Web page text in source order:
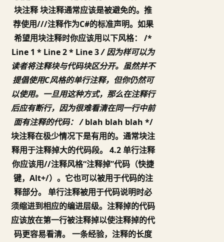
块注释 块注释通常应该是被避免的。推
荐使用///注释作为C#的标准声明。如果
希望用块注释时你应该用以下风格： /*
Line 1 * Line 2 * Line 3/ 因为样可以为
读者将注释块与代码块区分开。虽然并不
提倡使用C风格的单行注释，但你仍然可
以使用。一旦用这种方式，那么在注释行
后应有断行，因为很难看清在同一行中前
面有注释的代码： /blah blah blah */
块注释在极少情况下是有用的。通常块注
释用于注释掉大的代码段。 4.2 单行注释
你应该用//注释风格“注释掉”代码（快捷
键，Alt+/）。它也可以被用于代码的注
释部分。 单行注释被用于代码说明时必
须缩进到相应的编进层级。注释掉的代码
应该放在第一行被注释掉以使注释掉的代
码更容易看清。 一条经验，注释的长度